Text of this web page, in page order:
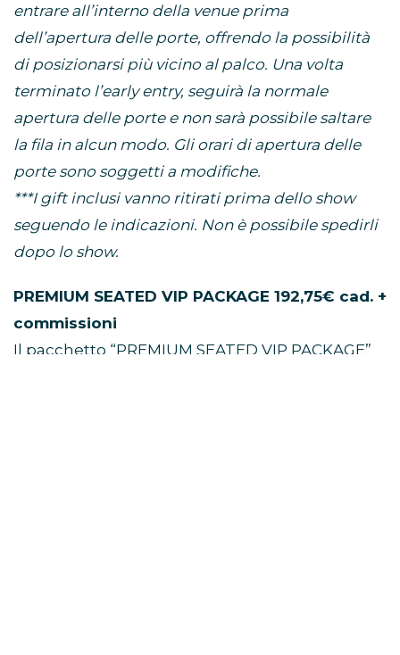
entrare all’interno della venue prima
dell’apertura delle porte, offrendo la possibilità
di posizionarsi più vicino al palco. Una volta
terminato l’early entry, seguirà la normale
apertura delle porte e non sarà possibile saltare
la fila in alcun modo. Gli orari di apertura delle
porte sono soggetti a modifiche.
***I gift inclusi vanno ritirati prima dello show
seguendo le indicazioni. Non è possibile spedirli
dopo lo show.
PREMIUM SEATED VIP PACKAGE 192,75€ cad. +
commissioni
Il pacchetto “PREMIUM SEATED VIP PACKAGE”